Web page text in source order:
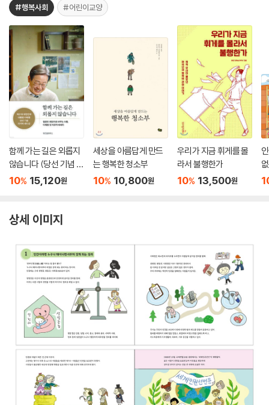
#행복사회 #어린이교양
함께 가는 길은 외롭지
않습니다 (당선 기념 리
커버 에디션)
10% 15,120원
세상을 아름답게 만드
는 행복한 청소부
10% 10,800원
우리가 지금 휘게를 몰
라서 불행한가
10% 13,500원
상세 이미지